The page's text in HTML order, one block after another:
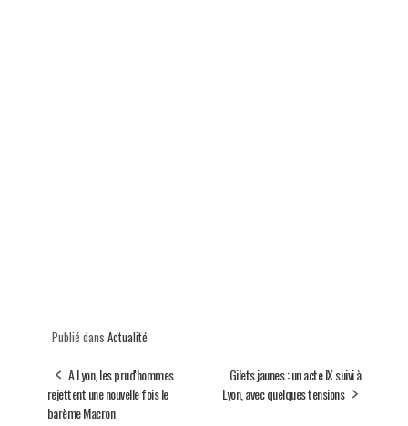
Publié dans Actualité
A Lyon, les prud'hommes
rejettent une nouvelle fois le
barème Macron
Gilets jaunes : un acte IX suivi à
Lyon, avec quelques tensions